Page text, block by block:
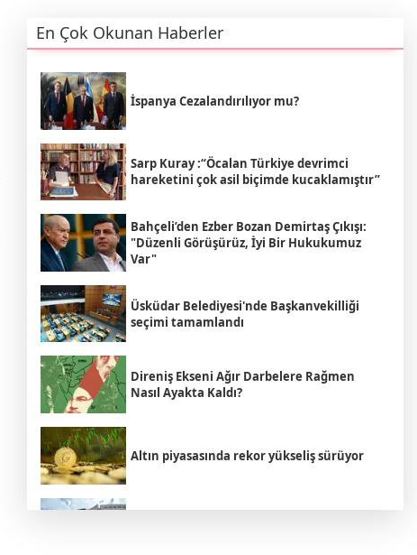
En Çok Okunan Haberler
İspanya Cezalandırılıyor mu?
Sarp Kuray :“Öcalan Türkiye devrimci
hareketini çok asil biçimde kucaklamıştır”
Bahçeli’den Ezber Bozan Demirtaş Çıkışı:
"Düzenli Görüşürüz, İyi Bir Hukukumuz
Var"
Üsküdar Belediyesi'nde Başkanvekilliği
seçimi tamamlandı
Direniş Ekseni Ağır Darbelere Rağmen
Nasıl Ayakta Kaldı?
Altın piyasasında rekor yükseliş sürüyor